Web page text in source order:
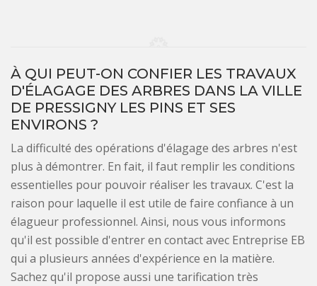
À QUI PEUT-ON CONFIER LES TRAVAUX
D'ÉLAGAGE DES ARBRES DANS LA VILLE
DE PRESSIGNY LES PINS ET SES
ENVIRONS ?
La difficulté des opérations d'élagage des arbres n'est
plus à démontrer. En fait, il faut remplir les conditions
essentielles pour pouvoir réaliser les travaux. C'est la
raison pour laquelle il est utile de faire confiance à un
élagueur professionnel. Ainsi, nous vous informons
qu'il est possible d'entrer en contact avec Entreprise EB
qui a plusieurs années d'expérience en la matière.
Sachez qu'il propose aussi une tarification très